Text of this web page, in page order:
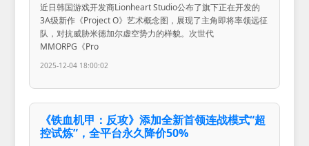
近日韩国游戏开发商Lionheart Studio公布了旗下正在开发的
3A级新作《Project O》艺术概念图，展现了主角即将率领远征
队，对抗威胁米德加尔虚空势力的样貌。次世代
MMORPG《Pro
2025-12-04 18:00:02
《铁血机甲：反攻》添加全新首领连战模式“超
控试炼”，全平台永久降价50%